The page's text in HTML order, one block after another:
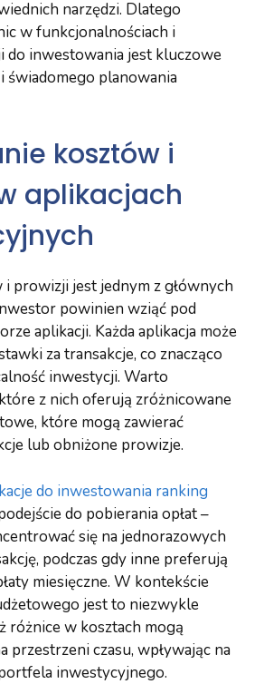
narzędzi. Dlatego
w funkcjonalnościach i
do inwestowania jest kluczowe
świadomego planowania
kosztów i
aplikacjach
prowizji jest jednym z głównych
powinien wziąć pod
aplikacji. Każda aplikacja może
za transakcje, co znacząco
inwestycji. Warto
z nich oferują zróżnicowane
które mogą zawierać
lub obniżone prowizje.
do inwestowania ranking
do pobierania opłat –
się na jednorazowych
podczas gdy inne preferują
miesięczne. W kontekście
jest to niezwykle
różnice w kosztach mogą
przestrzeni czasu, wpływając na
inwestycyjnego.